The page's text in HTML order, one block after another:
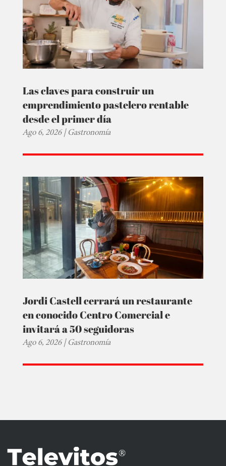
Las claves para construir un
emprendimiento pastelero rentable
desde el primer día
Ago 6, 2026|Gastronomía
Jordi Castell cerrará un restaurante
en conocido Centro Comercial e
invitará a 50 seguidoras
Ago 6, 2026|Gastronomía